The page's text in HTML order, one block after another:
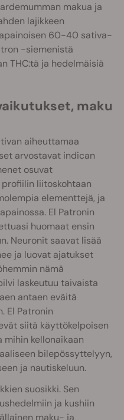
makua ja
lajikkeen
60-40 sativa-
-siemenistä
THC:tä ja hedelmäisiä
maku
aiheuttamaa
arvostavat indican
osuvat
liitoskohtaan
elementtejä, ja
El Patronin
huomaat ensin
Neuronit saavat lisää
ja luovat ajatukset
nämä
laskeutuu taivaista
antaen eväitä
El Patronin
siitä käyttökelpoisen
kellonaikaan
bilepössyttelyyn,
ja nautiskeluun.
suosikki. Sen
ja kushiin
maku- ja